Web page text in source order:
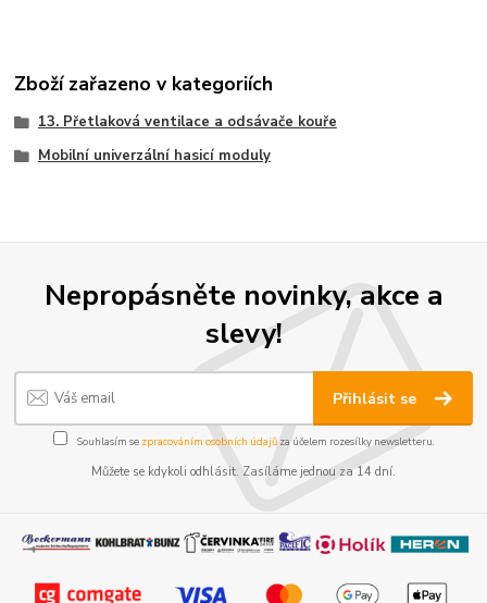
Zboží zařazeno v kategoriích
13. Přetlaková ventilace a odsávače kouře
Mobilní univerzální hasicí moduly
Nepropásněte novinky, akce a
slevy!
Přihlásit se
Souhlasím se zpracováním osobních údajůza účelem rozesílky newsletteru.
Můžete se kdykoli odhlásit. Zasíláme jednou za 14 dní.